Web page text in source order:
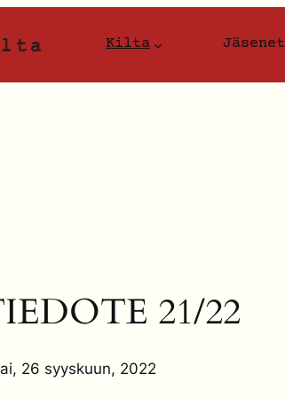
Kilta Jäsenet
21/22
26 syyskuun, 2022